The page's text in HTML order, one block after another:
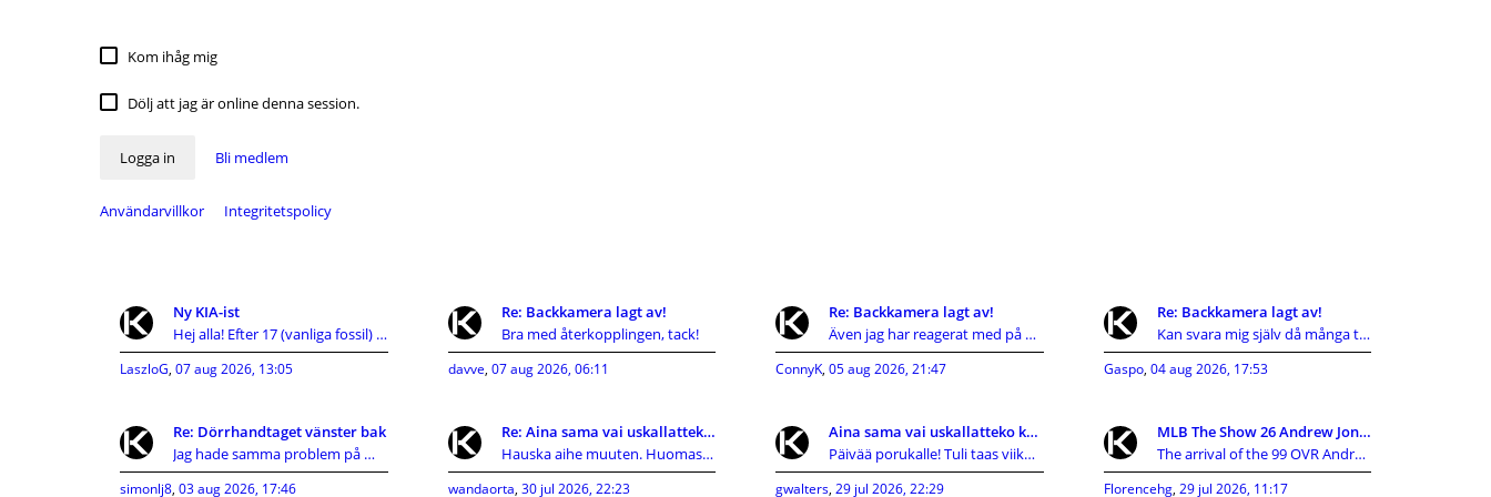
Kom ihåg mig
Dölj att jag är online denna session.
Logga in Bli medlem
Användarvillkor Integritetspolicy
Ny KIA-ist
Hej alla! Efter 17 (vanliga fossil) bilar och 45 å
LaszloG, 07 aug 2026, 13:05
Re: Backkamera lagt av!
Bra med återkopplingen, tack!
davve, 07 aug 2026, 06:11
Re: Backkamera lagt av!
Även jag har reagerat med på KIA's hutlösa reservd
ConnyK, 05 aug 2026, 21:47
Re: Backkamera lagt av!
Kan svara mig själv då många tyvärr inte gör det d
Gaspo, 04 aug 2026, 17:53
Re: Dörrhandtaget vänster bak
Jag hade samma problem på min ceed 2010, vajern in
simonlj8, 03 aug 2026, 17:46
Re: Aina sama vai uskallatteko kokeilla uutta?
Hauska aihe muuten. Huomasin itse joskus tekeväni
wandaorta, 30 jul 2026, 22:23
Aina sama vai uskallatteko kokeilla uutta?
Päivää porukalle! Tuli taas viikonloppuna vastaan
gwalters, 29 jul 2026, 22:29
MLB The Show 26 Andrew Jones 99 OVR Card Guide:Att
The arrival of the 99 OVR Andrew Jones card has cr
Florencehg, 29 jul 2026, 11:17